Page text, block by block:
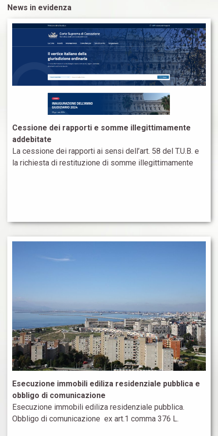
News in evidenza
Cessione dei rapporti e somme illegittimamente
addebitate
La cessione dei rapporti ai sensi dell’art. 58 del T.U.B. e
la richiesta di restituzione di somme illegittimamente
promosso da correntista nell’intento di revocare una…
LEGGI DI PIÙ
Esecuzione immobili ediliza residenziale pubblica e
obbligo di comunicazione
Esecuzione immobili ediliza residenziale pubblica.
Obbligo di comunicazione ex art.1 comma 376 L.